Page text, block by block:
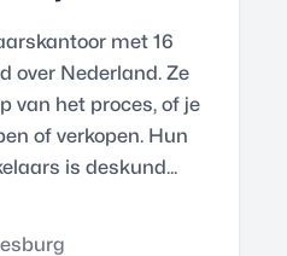
met 16
over Nederland. Ze
van het proces, of je
of verkopen. Hun
is deskund...